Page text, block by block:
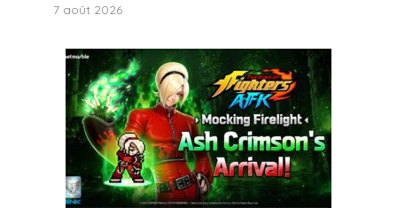
7 août 2026